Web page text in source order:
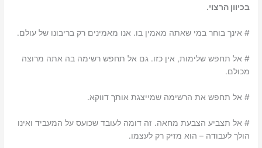
בכיוון הרצוי.
# אינך בוחר במי שאתה מאמין בו. אנו מאמינים רק בריבונו של עולם.
# אל תחפש שלימות, אין כזו. גם אל תחפש רשימה בה אתה מרוצה
מכולם.
# אל תחפש את הרשימה שמייצגת אותך דווקא.
# אל תצביע הצבעת מחאה. זה דומה לעובד שכועס על המעביד ואינו
הולך לעבודה – הוא מזיק רק לעצמו.